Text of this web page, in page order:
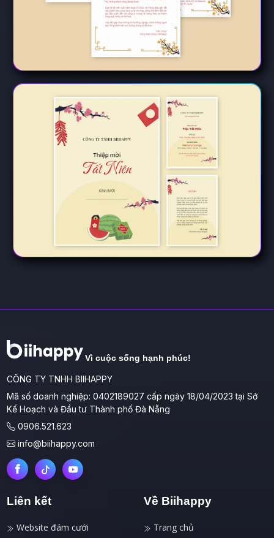
Vì cuộc sống hạnh phúc!
CÔNG TY TNHH BIIHAPPY
Mã số doanh nghiệp: 0402189027 cấp ngày 18/04/2023 tại Sở
Kế Hoạch và Đầu tư Thành phố Đà Nẵng
0906.521.623
info@biihappy.com
Liên kết
Website đám cưới
Về Biihappy
Trang chủ